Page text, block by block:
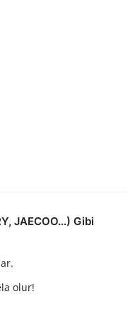
JAECOO...) Gibi
olur!